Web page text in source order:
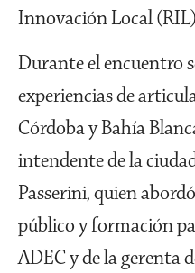
Innovación Local
Durante el encuentro
experiencias de
Córdoba y Bahía
intendente de la
Passerini, quien
público y formación
ADEC y de la gerenta